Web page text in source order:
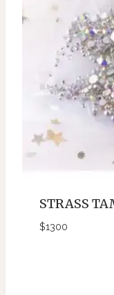
STRASS
$1300